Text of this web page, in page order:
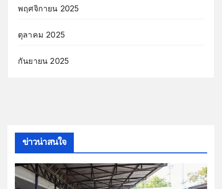
พฤศจิกายน 2025
ตุลาคม 2025
กันยายน 2025
ข่าวน่าสนใจ